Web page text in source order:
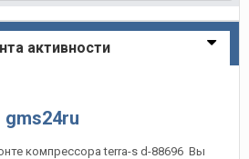
активности
gms24ru
компрессора terra-s d-88696 Вы